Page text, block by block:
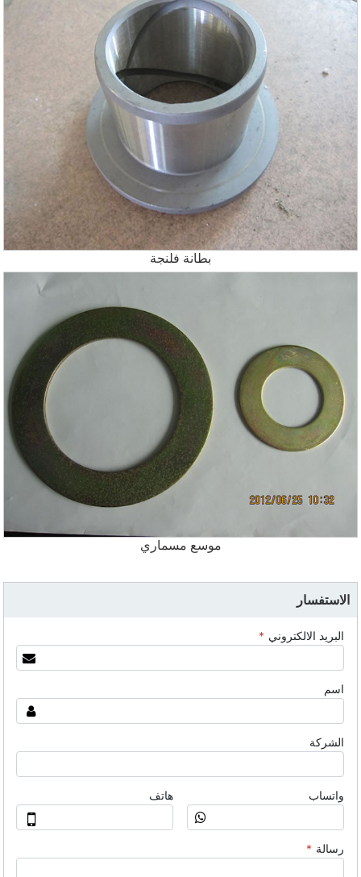
بطانة فلنجة
موسع مسماري
الاستفسار